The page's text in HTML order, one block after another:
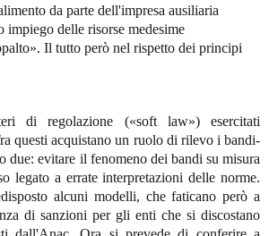
da parte dell'impresa ausiliaria
impiego delle risorse medesime
Il tutto però nel rispetto dei principi
di regolazione («soft law») esercitati
questi acquistano un ruolo di rilevo i bandi-
due: evitare il fenomeno dei bandi su misura
legato a errate interpretazioni delle norme.
alcuni modelli, che faticano però a
di sanzioni per gli enti che si discostano